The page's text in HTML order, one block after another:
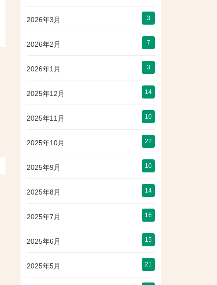
2026年3月 3
2026年2月 7
2026年1月 3
2025年12月 14
2025年11月 10
2025年10月 22
2025年9月 10
2025年8月 14
2025年7月 16
2025年6月 15
2025年5月 21